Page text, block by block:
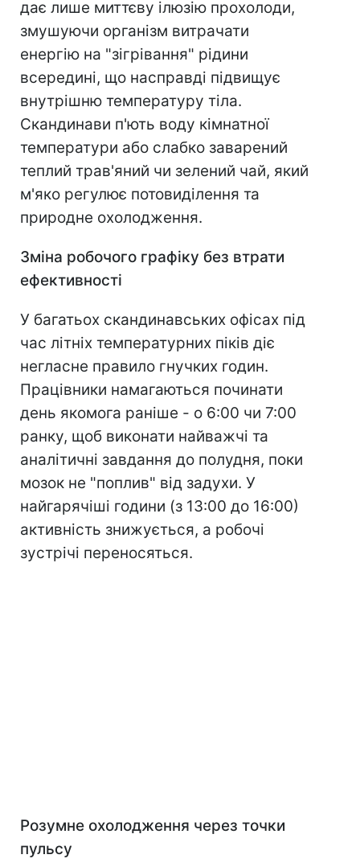
дає лише миттєву ілюзію прохолоди,
змушуючи організм витрачати
енергію на "зігрівання" рідини
всередині, що насправді підвищує
внутрішню температуру тіла.
Скандинави п'ють воду кімнатної
температури або слабко заварений
теплий трав'яний чи зелений чай, який
м'яко регулює потовиділення та
природне охолодження.
Зміна робочого графіку без втрати
ефективності
У багатьох скандинавських офісах під
час літніх температурних піків діє
негласне правило гнучких годин.
Працівники намагаються починати
день якомога раніше - о 6:00 чи 7:00
ранку, щоб виконати найважчі та
аналітичні завдання до полудня, поки
мозок не "поплив" від задухи. У
найгарячіші години (з 13:00 до 16:00)
активність знижується, а робочі
зустрічі переносяться.
Розумне охолодження через точки
пульсу